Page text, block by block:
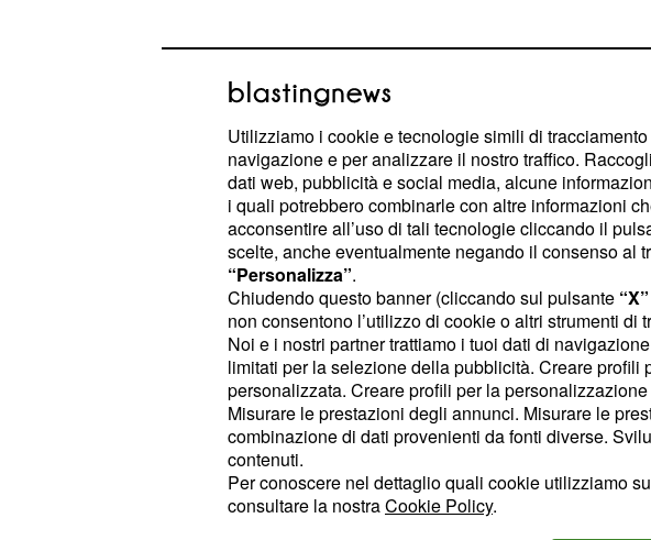
"Una volta che hai Genova dentro non puoi più
dice Wolfson "Genova ha un cuore e un'anima come
nessun'altra".
Ed è proprio nella sua singolarità che sta la forza di
Le attrazioni
"Non c'è una lista di attrazioni predigerite, imperdibili"
Frank, ma anzi, la città "richiede che ognuno faccia
sforzo per fare la propria esperienza che poi verrà
Utilizziamo i cookie e tecnologie simili di
navigazione e per analizzare il nostro traffico.
dati web, pubblicità e social media, alcune
i quali potrebbero combinarle con altre informazioni
acconsentire all’uso di tali tecnologie cliccando il
scelte, anche eventualmente negando il consenso al
“Personalizza”.
Chiudendo questo banner (cliccando sul pulsante “X”
non consentono l’utilizzo di cookie o altri strumenti di
Noi e i nostri partner trattiamo i tuoi dati di
limitati per la selezione della pubblicità. Creare
personalizzata. Creare profili per la
Misurare le prestazioni degli annunci. Misurare le
combinazione di dati provenienti da fonti diverse.
contenuti.
Per conoscere nel dettaglio quali cookie utilizziamo
consultare la nostraCookie Policy.